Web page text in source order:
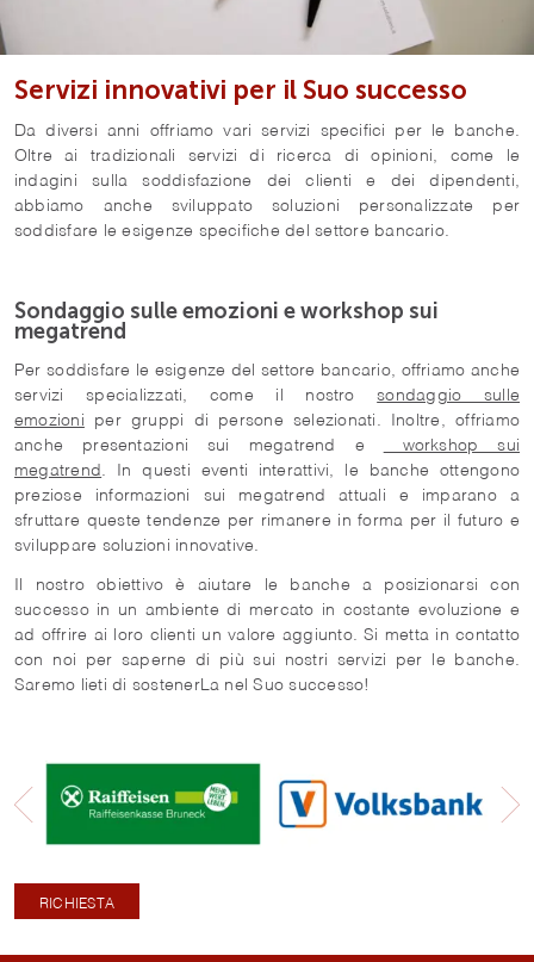
Servizi innovativi per il Suo successo
Da diversi anni offriamo vari servizi specifici per le banche.
Oltre ai tradizionali servizi di ricerca di opinioni, come le
indagini sulla soddisfazione dei clienti e dei dipendenti,
abbiamo anche sviluppato soluzioni personalizzate per
soddisfare le esigenze specifiche del settore bancario.
Sondaggio sulle emozioni e workshop sui
megatrend
Per soddisfare le esigenze del settore bancario, offriamo anche
servizi specializzati, come il nostrosondaggio sulle
emozioni per gruppi di persone selezionati. Inoltre, offriamo
anche presentazioni sui megatrend e
workshop sui
megatrend. In questi eventi interattivi, le banche ottengono
preziose informazioni sui megatrend attuali e imparano a
sfruttare queste tendenze per rimanere in forma per il futuro e
sviluppare soluzioni innovative.
Il nostro obiettivo è aiutare le banche a posizionarsi con
successo in un ambiente di mercato in costante evoluzione e
ad offrire ai loro clienti un valore aggiunto. Si metta in contatto
con noi per saperne di più sui nostri servizi per le banche.
Saremo lieti di sostenerLa nel Suo successo!
RICHIESTA